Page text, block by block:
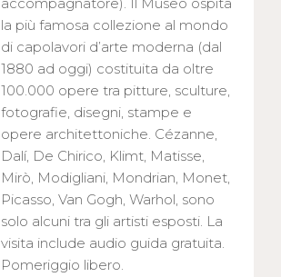
la più famosa collezione al mondo
di capolavori d’arte moderna (dal
1880 ad oggi) costituita da oltre
100.000 opere tra pitture, sculture,
fotografie, disegni, stampe e
opere architettoniche. Cézanne,
Dalí, De Chirico, Klimt, Matisse,
Mirò, Modigliani, Mondrian, Monet,
Picasso, Van Gogh, Warhol, sono
solo alcuni tra gli artisti esposti. La
visita include audio guida gratuita.
Pomeriggio libero.